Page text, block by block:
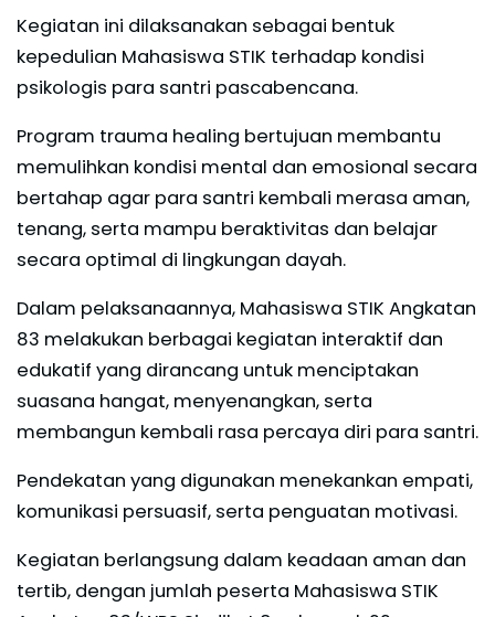
Kegiatan ini dilaksanakan sebagai bentuk
kepedulian Mahasiswa STIK terhadap kondisi
psikologis para santri pascabencana.
Program trauma healing bertujuan membantu
memulihkan kondisi mental dan emosional secara
bertahap agar para santri kembali merasa aman,
tenang, serta mampu beraktivitas dan belajar
secara optimal di lingkungan dayah.
Dalam pelaksanaannya, Mahasiswa STIK Angkatan
83 melakukan berbagai kegiatan interaktif dan
edukatif yang dirancang untuk menciptakan
suasana hangat, menyenangkan, serta
membangun kembali rasa percaya diri para santri.
Pendekatan yang digunakan menekankan empati,
komunikasi persuasif, serta penguatan motivasi.
Kegiatan berlangsung dalam keadaan aman dan
tertib, dengan jumlah peserta Mahasiswa STIK